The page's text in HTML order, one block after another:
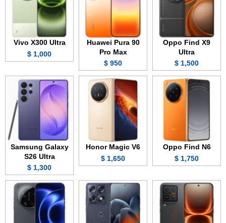
Oppo Find X9
Ultra
1,500 $
Huawei Pura 90
Pro Max
950 $
Vivo X300 Ultra
1,000 $
Oppo Find N6
1,750 $
Honor Magic V6
1,650 $
Samsung Galaxy
S26 Ultra
1,300 $